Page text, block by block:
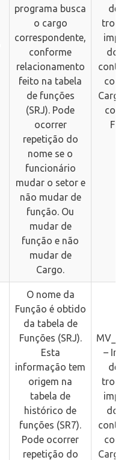
programa busca
o cargo
correspondente,
conforme
relacionamento
feito na tabela
de funções
(SRJ). Pode
ocorrer
repetição do
nome se o
funcionário
mudar o setor e
não mudar de
função. Ou
mudar de
função e não
mudar de
Cargo.
do
Cargo
O nome da
Função é obtido
da tabela de
Funções (SRJ).
Esta
informação tem
origem na
tabela de
histórico de
funções (SR7).
Pode ocorrer
repetição do
–
do
Cargo